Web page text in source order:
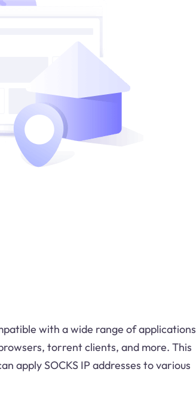
with a wide range of applications
torrent clients, and more. This
apply SOCKS IP addresses to various